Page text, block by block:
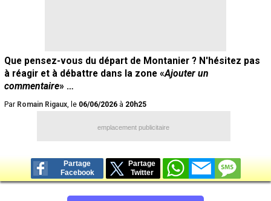
Que pensez-vous du départ de Montanier ? N'hésitez pas
à réagir et à débattre dans la zone «Ajouter un
commentaire» …
Par Romain Rigaux, le 06/06/2026 à 20h25
emplacement publicitaire
Partage
Facebook
Partage
Twitter